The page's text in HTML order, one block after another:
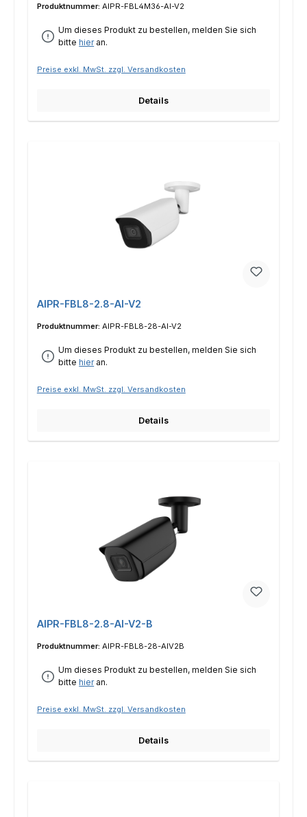
Produktnummer: AIPR-FBL4M36-AI-V2
Um dieses Produkt zu bestellen, melden Sie sich
bittehieran.
Preise exkl. MwSt. zzgl. Versandkosten
Details
AIPR-FBL8-2.8-AI-V2
Produktnummer: AIPR-FBL8-28-AI-V2
Um dieses Produkt zu bestellen, melden Sie sich
bittehieran.
Preise exkl. MwSt. zzgl. Versandkosten
Details
AIPR-FBL8-2.8-AI-V2-B
Produktnummer: AIPR-FBL8-28-AIV2B
Um dieses Produkt zu bestellen, melden Sie sich
bittehieran.
Preise exkl. MwSt. zzgl. Versandkosten
Details